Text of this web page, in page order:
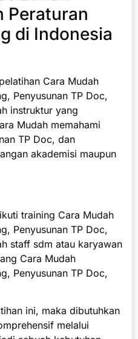
Peraturan
di Indonesia
Cara Mudah
Penyusunan TP Doc,
instruktur yang
Mudah memahami
TP Doc, dan
akademisi maupun
training Cara Mudah
Penyusunan TP Doc,
staff sdm atau karyawan
Cara Mudah
Penyusunan TP Doc,
ini, maka dibutuhkan
melalui